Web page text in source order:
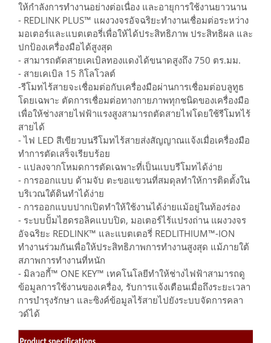
ให้กำลังการทำงานอย่างต่อเนื่อง และอายุการใช้งานยาวนาน
- REDLINK PLUS™ แผงวงจรอัจฉริยะทำงานเชื่อมต่อระหว่าง
มอเตอร์และแบตเตอรี่เพื่อให้ได้ประสิทธิภาพ ประสิทธิผล และ
ปกป้องเครื่องมือได้สูงสุด
- สามารถตัดสายเคเบิลทองแดงได้ขนาดสูงถึง 750 ตร.มม.
- สายเคเบิล 15 กิโลโวลต์
-รีโมทไร้สายจะเชื่อมต่อกับเครื่องมือผ่านการเชื่อมต่อบลูทูธ
โดยเฉพาะ ตัดการเชื่อมต่อทางกายภาพทุกชนิดของเครื่องมือ
เพื่อให้ช่างสายไฟฟ้าแรงสูงสามารถตัดสายไฟโดยใช้รีโมทไร้
สายได้
- ไฟ LED สีเขียวบนรีโมทไร้สายส่งสัญญาณแจ้งเมื่อเครื่องมือ
ทำการตัดเสร็จเรียบร้อย
- แปลงจากโหมดการตัดเฉพาะที่เป็นแบบรีโมทได้ง่าย
- การออกแบบ ด้ามจับ ตะขอแขวนที่สมดุลทำให้การติดตั้งใน
บริเวณใต้ดินทำได้ง่าย
- การออกแบบปากเปิดทำให้ใช้งานได้ง่ายแม้อยู่ในท้องร่อง
- ระบบปั้มไฮดรอลิคแบบปิด, มอเตอร์ไร้แปรงถ่าน แผงวงจร
อัจฉริยะ REDLINK™ และแบตเตอรี่ REDLITHIUM™-ION
ทำงานร่วมกันเพื่อให้ประสิทธิภาพการทำงานสูงสุด แม้ภายใต้
สภาพการทำงานที่หนัก
- มิลวอกี้™ ONE KEY™ เทคโนโลยีทำให้ช่างไฟฟ้าสามารถดู
ข้อมูลการใช้งานของเครื่อง, รับการแจ้งเตือนเมื่อถึงระยะเวลา
การบำรุงรักษา และซิงค์ข้อมูลไร้สายไปยังระบบจัดการคลา
วด์ได้